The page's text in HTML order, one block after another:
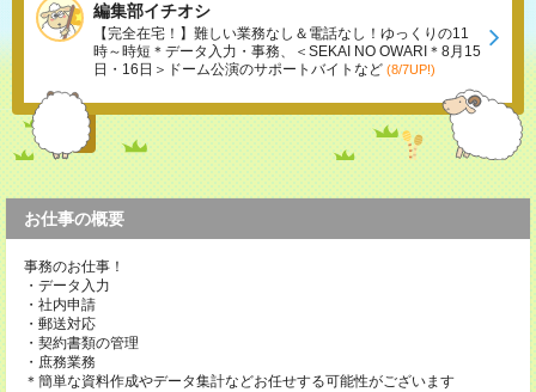
編集部イチオシ
【完全在宅！】難しい業務なし＆電話なし！ゆっくりの11
時～時短＊データ入力・事務、＜SEKAI NO OWARI＊8月15
日・16日＞ドーム公演のサポートバイトなど (8/7UP!)
お仕事の概要
事務のお仕事！
・データ入力
・社内申請
・郵送対応
・契約書類の管理
・庶務業務
＊簡単な資料作成やデータ集計などお任せする可能性がございます